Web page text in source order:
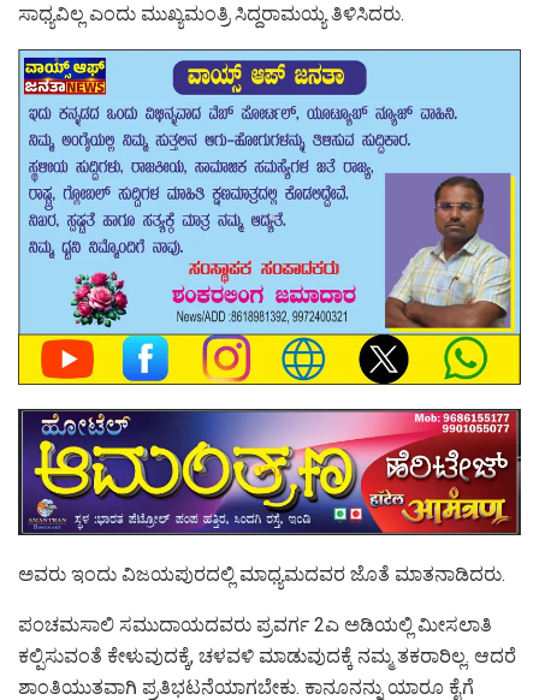
ಸಾಧ್ಯವಿಲ್ಲ ಎಂದು ಮುಖ್ಯಮಂತ್ರಿ ಸಿದ್ದರಾಮಯ್ಯ ತಿಳಿಸಿದರು.
ಅವರು ಇಂದು ವಿಜಯಪುರದಲ್ಲಿ ಮಾಧ್ಯಮದವರ ಜೊತೆ ಮಾತನಾಡಿದರು.
ಪಂಚಮಸಾಲಿ ಸಮುದಾಯದವರು ಪ್ರವರ್ಗ 2ಎ ಅಡಿಯಲ್ಲಿ ಮೀಸಲಾತಿ
ಕಲ್ಪಿಸುವಂತೆ ಕೇಳುವುದಕ್ಕೆ, ಚಳವಳಿ ಮಾಡುವುದಕ್ಕೆ ನಮ್ಮ ತಕರಾರಿಲ್ಲ. ಆದರೆ
ಶಾಂತಿಯುತವಾಗಿ ಪ್ರತಿಭಟನೆಯಾಗಬೇಕು. ಕಾನೂನನ್ನು ಯಾರೂ ಕೈಗೆ